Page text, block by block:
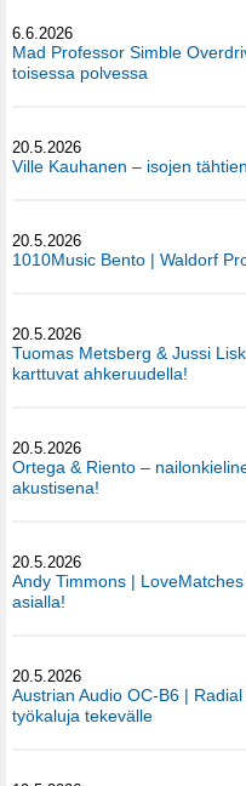
6.6.2026
Mad Professor Simble
toisessa polvessa
20.5.2026
Ville Kauhanen – isojen
20.5.2026
1010Music Bento | Waldorf
20.5.2026
Tuomas Metsberg & Jussi
karttuvat ahkeruudella!
20.5.2026
Ortega & Riento –
akustisena!
20.5.2026
Andy Timmons |
asialla!
20.5.2026
Austrian Audio OC-B6 |
työkaluja tekevälle